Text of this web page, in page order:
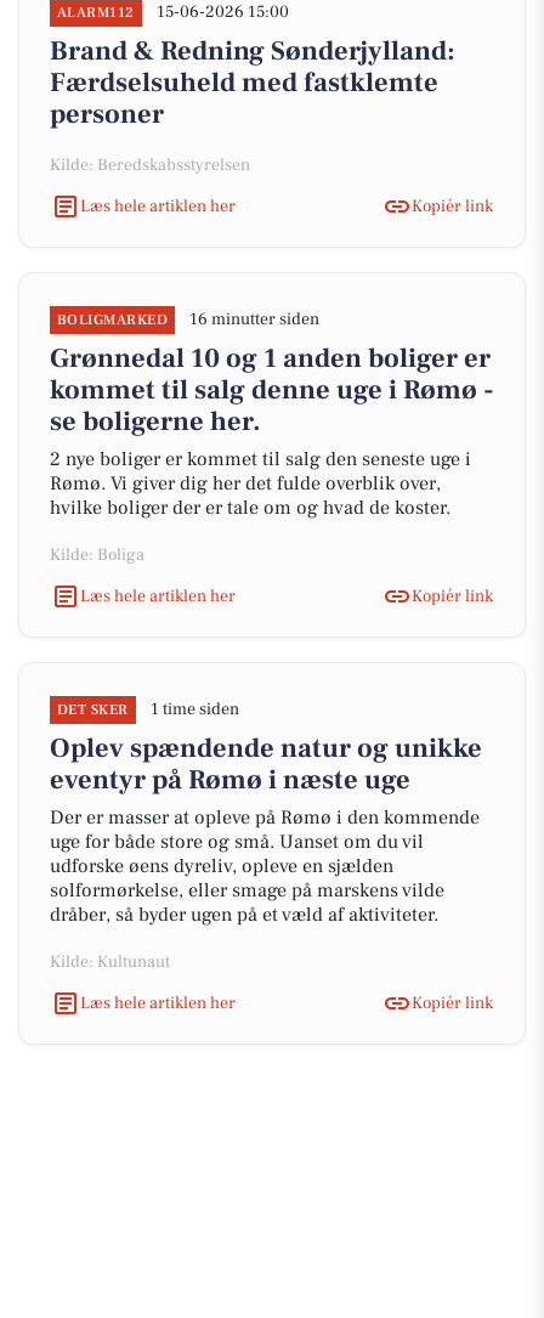
ALARM112 15-06-2026 15:00
Brand & Redning Sønderjylland:
Færdselsuheld med fastklemte
personer
Kilde: Beredskabsstyrelsen
Læs hele artiklen her
Kopiér link
BOLIGMARKED 16 minutter siden
Grønnedal 10 og 1 anden boliger er
kommet til salg denne uge i Rømø -
se boligerne her.
2 nye boliger er kommet til salg den seneste uge i
Rømø. Vi giver dig her det fulde overblik over,
hvilke boliger der er tale om og hvad de koster.
Kilde: Boliga
Læs hele artiklen her
Kopiér link
DET SKER 1 time siden
Oplev spændende natur og unikke
eventyr på Rømø i næste uge
Der er masser at opleve på Rømø i den kommende
uge for både store og små. Uanset om du vil
udforske øens dyreliv, opleve en sjælden
solformørkelse, eller smage på marskens vilde
dråber, så byder ugen på et væld af aktiviteter.
Kilde: Kultunaut
Læs hele artiklen her
Kopiér link